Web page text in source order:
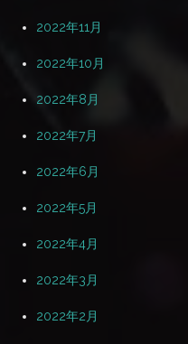
2022年11月
2022年10月
2022年8月
2022年7月
2022年6月
2022年5月
2022年4月
2022年3月
2022年2月